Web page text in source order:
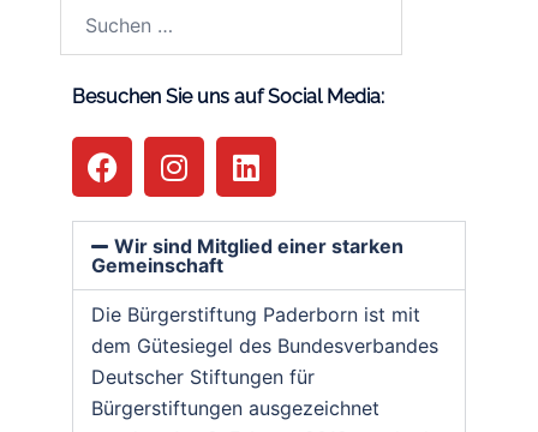
Besuchen Sie uns auf Social Media:
Wir sind Mitglied einer starken
Gemeinschaft
Die Bürgerstiftung Paderborn ist mit
dem Gütesiegel des Bundesverbandes
Deutscher Stiftungen für
Bürgerstiftungen ausgezeichnet